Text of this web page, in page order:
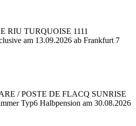
RIU TURQUOISE 1111
am 13.09.2026 ab Frankfurt 7
/ POSTE DE FLACQ SUNRISE
Typ6 Halbpension am 30.08.2026